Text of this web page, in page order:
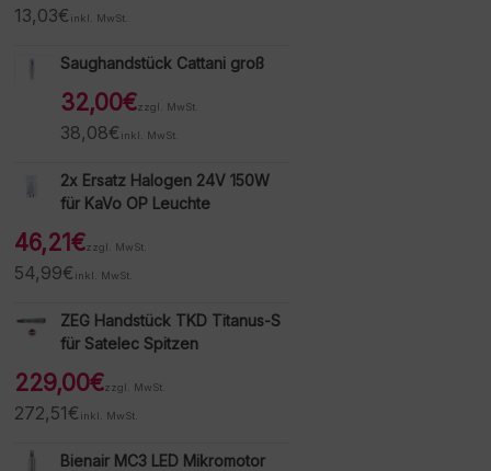
13,03€ inkl. MwSt.
Saughandstück Cattani groß
32,00€zzgl. MwSt.
38,08€ inkl. MwSt.
2x Ersatz Halogen 24V 150W
für KaVo OP Leuchte
46,21€zzgl. MwSt.
54,99€ inkl. MwSt.
ZEG Handstück TKD Titanus-S
für Satelec Spitzen
229,00€zzgl. MwSt.
272,51€ inkl. MwSt.
Bienair MC3 LED Mikromotor